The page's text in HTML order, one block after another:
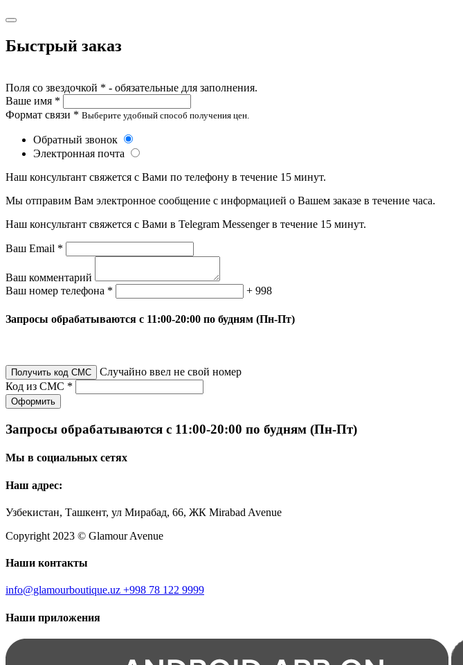
Быстрый заказ
Поля со звездочкой * - обязательные для заполнения.
Ваше имя *
Формат связи * Выберите удобный способ получения цен.
Обратный звонок
Электронная почта
Наш консультант свяжется с Вами по телефону в течение 15 минут.
Мы отправим Вам электронное сообщение с информацией о Вашем заказе в течение часа.
Наш консультант свяжется с Вами в Telegram Messenger в течение 15 минут.
Ваш Email *
Ваш комментарий
Ваш номер телефона *
+ 998
Запросы обрабатываются с 11:00-20:00 по будням (Пн-Пт)
Получить код СМС
Случайно ввел не свой номер
Код из СМС *
Оформить
Запросы обрабатываются с 11:00-20:00 по будням (Пн-Пт)
Мы в социальных сетях
Наш адрес:
Узбекистан, Ташкент, ул Мирабад, 66, ЖК Mirabad Avenue
Copyright 2023 © Glamour Avenue
Наши контакты
info@glamourboutique.uz +998 78 122 9999
Наши приложения